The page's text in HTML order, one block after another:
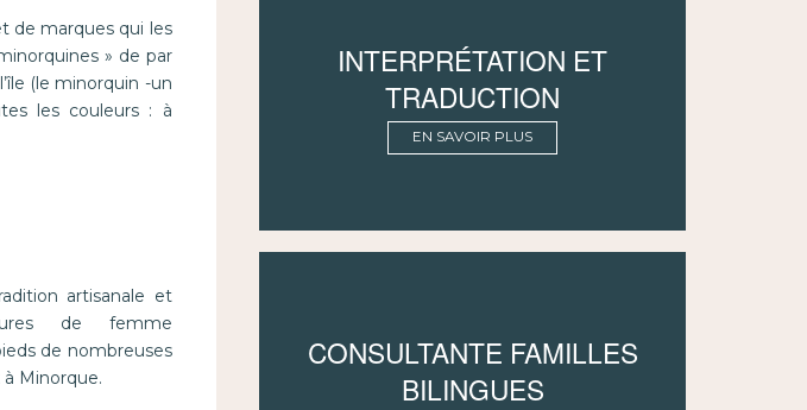
de marques qui les
» de par
(le minorquin -un
les couleurs : à
artisanale et
de femme
de nombreuses
Minorque.
INTERPRÉTATION ET
TRADUCTION
EN SAVOIR PLUS
CONSULTANTE FAMILLES
BILINGUES